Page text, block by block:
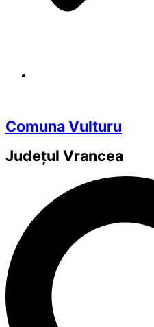
Comuna Vulturu
Județul Vrancea